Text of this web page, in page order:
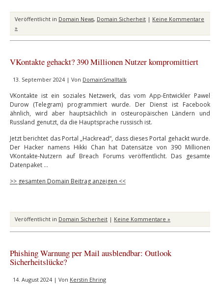
Veröffentlicht in Domain News, Domain Sicherheit | Keine Kommentare
»
VKontakte gehackt? 390 Millionen Nutzer kompromittiert
13. September 2024 | Von DomainSmalltalk
VKontakte ist ein soziales Netzwerk, das vom App-Entwickler Pawel
Durow (Telegram) programmiert wurde. Der Dienst ist Facebook
ähnlich, wird aber hauptsächlich in osteuropäischen Ländern und
Russland genutzt, da die Hauptsprache russisch ist.
Jetzt berichtet das Portal „Hackread“, dass dieses Portal gehackt wurde.
Der Hacker namens Hikki Chan hat Datensätze von 390 Millionen
VKontakte-Nutzern auf Breach Forums veröffentlicht. Das gesamte
Datenpaket …
>> gesamten Domain Beitrag anzeigen <<
Veröffentlicht in Domain Sicherheit | Keine Kommentare »
Phishing Warnung per Mail ausblendbar: Outlook
Sicherheitslücke?
14. August 2024 | Von Kerstin Ehring